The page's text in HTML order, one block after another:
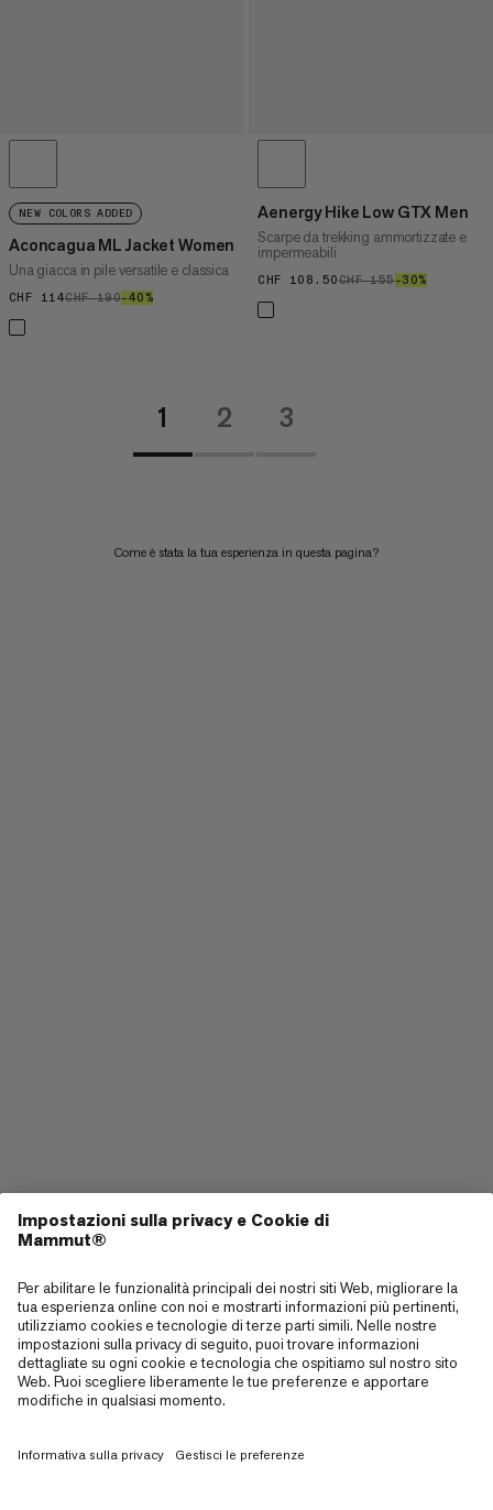
NEW COLORS ADDED
Aconcagua ML Jacket Women
Una giacca in pile versatile e classica
CHF 114CHF 114
CHF 190CHF 190
–40%40%
Aenergy Hike Low GTX Men
Scarpe da trekking ammortizzate e
impermeabili
CHF 108.50CHF 108.50
CHF 155CHF 155
–30%
1 2 3
Come è stata la tua esperienza in questa pagina?